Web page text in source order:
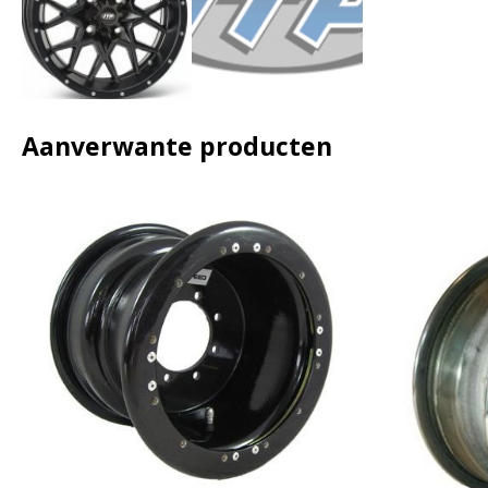
Aanverwante producten